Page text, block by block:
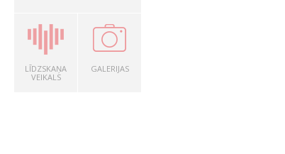
LĪDZSKAŅA
VEIKALS
GALERIJAS